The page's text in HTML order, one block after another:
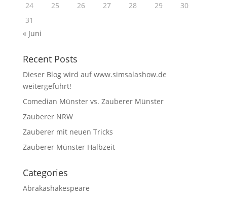
24
25 26 27 28 29
30
31
« Juni
Recent Posts
Dieser Blog wird auf www.simsalashow.de
weitergeführt!
Comedian Münster vs. Zauberer Münster
Zauberer NRW
Zauberer mit neuen Tricks
Zauberer Münster Halbzeit
Categories
Abrakashakespeare